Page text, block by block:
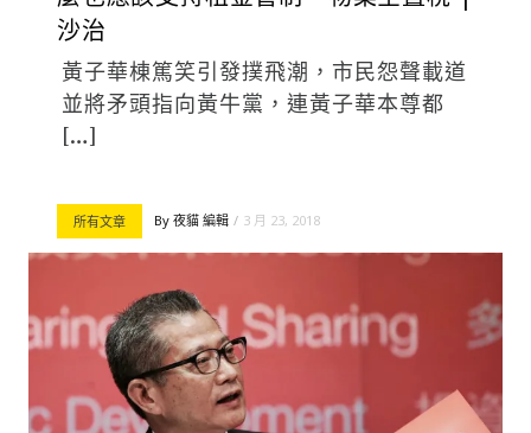
沙治
黃子華棟篤笑引發撲飛潮，市民怨聲載道
並將矛頭指向黃牛黨，連黃子華本尊都
[…]
所有文章 By 夜貓 編輯 3 月 23, 2018